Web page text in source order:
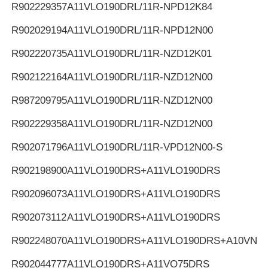
R902229357A11VLO190DRL/11R-NPD12K84
R902029194A11VLO190DRL/11R-NPD12N00
R902220735A11VLO190DRL/11R-NZD12K01
R902122164A11VLO190DRL/11R-NZD12N00
R987209795A11VLO190DRL/11R-NZD12N00
R902229358A11VLO190DRL/11R-NZD12N00
R902071796A11VLO190DRL/11R-VPD12N00-S
R902198900A11VLO190DRS+A11VLO190DRS
R902096073A11VLO190DRS+A11VLO190DRS
R902073112A11VLO190DRS+A11VLO190DRS
R902248070
R902044777A11VLO190DRS+A11VO75DRS